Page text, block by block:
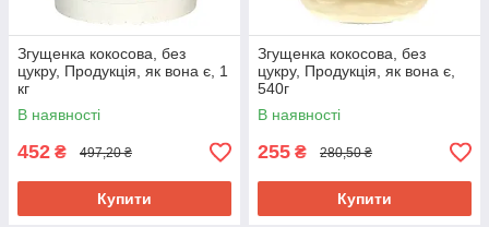
Згущенка кокосова, без
цукру, Продукція, як вона є, 1
кг
В наявності
452 ₴ 497,20 ₴
Купити
Згущенка кокосова, без
цукру, Продукція, як вона є,
540г
В наявності
255 ₴ 280,50 ₴
Купити